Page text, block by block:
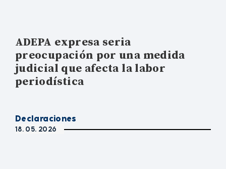
ADEPA expresa seria
preocupación por una medida
judicial que afecta la labor
periodística
Declaraciones
18. 05. 2026